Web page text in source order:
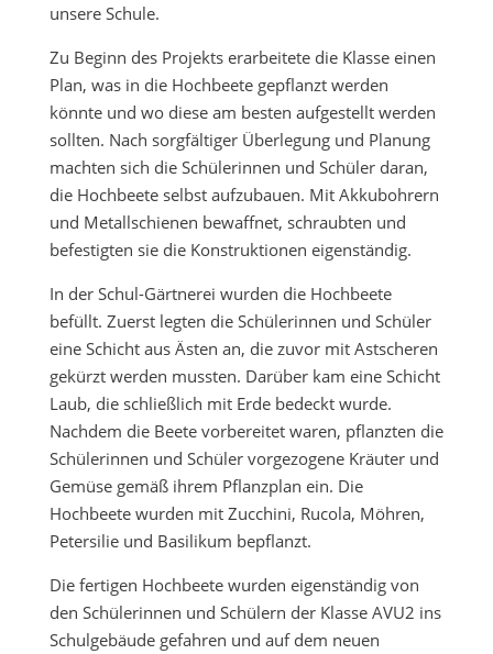
unsere Schule.
Zu Beginn des Projekts erarbeitete die Klasse einen
Plan, was in die Hochbeete gepflanzt werden
könnte und wo diese am besten aufgestellt werden
sollten. Nach sorgfältiger Überlegung und Planung
machten sich die Schülerinnen und Schüler daran,
die Hochbeete selbst aufzubauen. Mit Akkubohrern
und Metallschienen bewaffnet, schraubten und
befestigten sie die Konstruktionen eigenständig.
In der Schul-Gärtnerei wurden die Hochbeete
befüllt. Zuerst legten die Schülerinnen und Schüler
eine Schicht aus Ästen an, die zuvor mit Astscheren
gekürzt werden mussten. Darüber kam eine Schicht
Laub, die schließlich mit Erde bedeckt wurde.
Nachdem die Beete vorbereitet waren, pflanzten die
Schülerinnen und Schüler vorgezogene Kräuter und
Gemüse gemäß ihrem Pflanzplan ein. Die
Hochbeete wurden mit Zucchini, Rucola, Möhren,
Petersilie und Basilikum bepflanzt.
Die fertigen Hochbeete wurden eigenständig von
den Schülerinnen und Schülern der Klasse AVU2 ins
Schulgebäude gefahren und auf dem neuen